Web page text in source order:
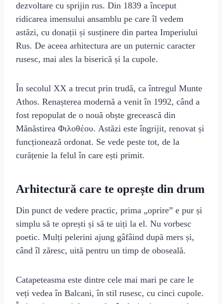
dezvoltare cu sprijin rus. Din 1839 a început
ridicarea imensului ansamblu pe care îl vedem
astăzi, cu donații și susținere din partea Imperiului
Rus. De aceea arhitectura are un puternic caracter
rusesc, mai ales la biserică și la cupole.
În secolul XX a trecut prin trudă, ca întregul Munte
Athos. Renașterea modernă a venit în 1992, când a
fost repopulat de o nouă obște grecească din
Mănăstirea Φιλοθέου. Astăzi este îngrijit, renovat și
funcționează ordonat. Se vede peste tot, de la
curățenie la felul în care ești primit.
Arhitectură care te oprește din drum
Din punct de vedere practic, prima „oprire” e pur și
simplu să te oprești și să te uiți la el. Nu vorbesc
poetic. Mulți pelerini ajung gâfâind după mers și,
când îl zăresc, uită pentru un timp de oboseală.
Catapeteasma este dintre cele mai mari pe care le
veți vedea în Balcani, în stil rusesc, cu cinci cupole.